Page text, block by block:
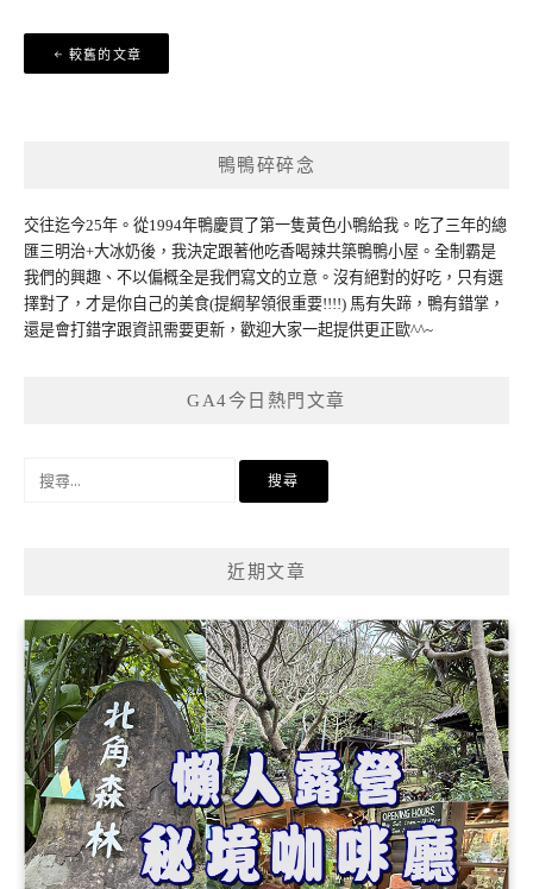
章
較舊的文章
鴨鴨碎碎念
交往迄今25年。從1994年鴨慶買了第一隻黃色小鴨給我。吃了三年的總
匯三明治+大冰奶後，我決定跟著他吃香喝辣共築鴨鴨小屋。全制霸是
我們的興趣、不以偏概全是我們寫文的立意。沒有絕對的好吃，只有選
擇對了，才是你自己的美食(提綱挈領很重要!!!!) 馬有失蹄，鴨有錯掌，
還是會打錯字跟資訊需要更新，歡迎大家一起提供更正歐^^~
GA4今日熱門文章
近期文章